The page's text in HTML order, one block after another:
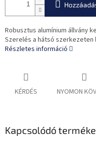
Robusztus alumínium állvány
Szerelés a hátsó szerkezeten
Részletes információ
KÉRDÉS NYOMON
Kapcsolódó